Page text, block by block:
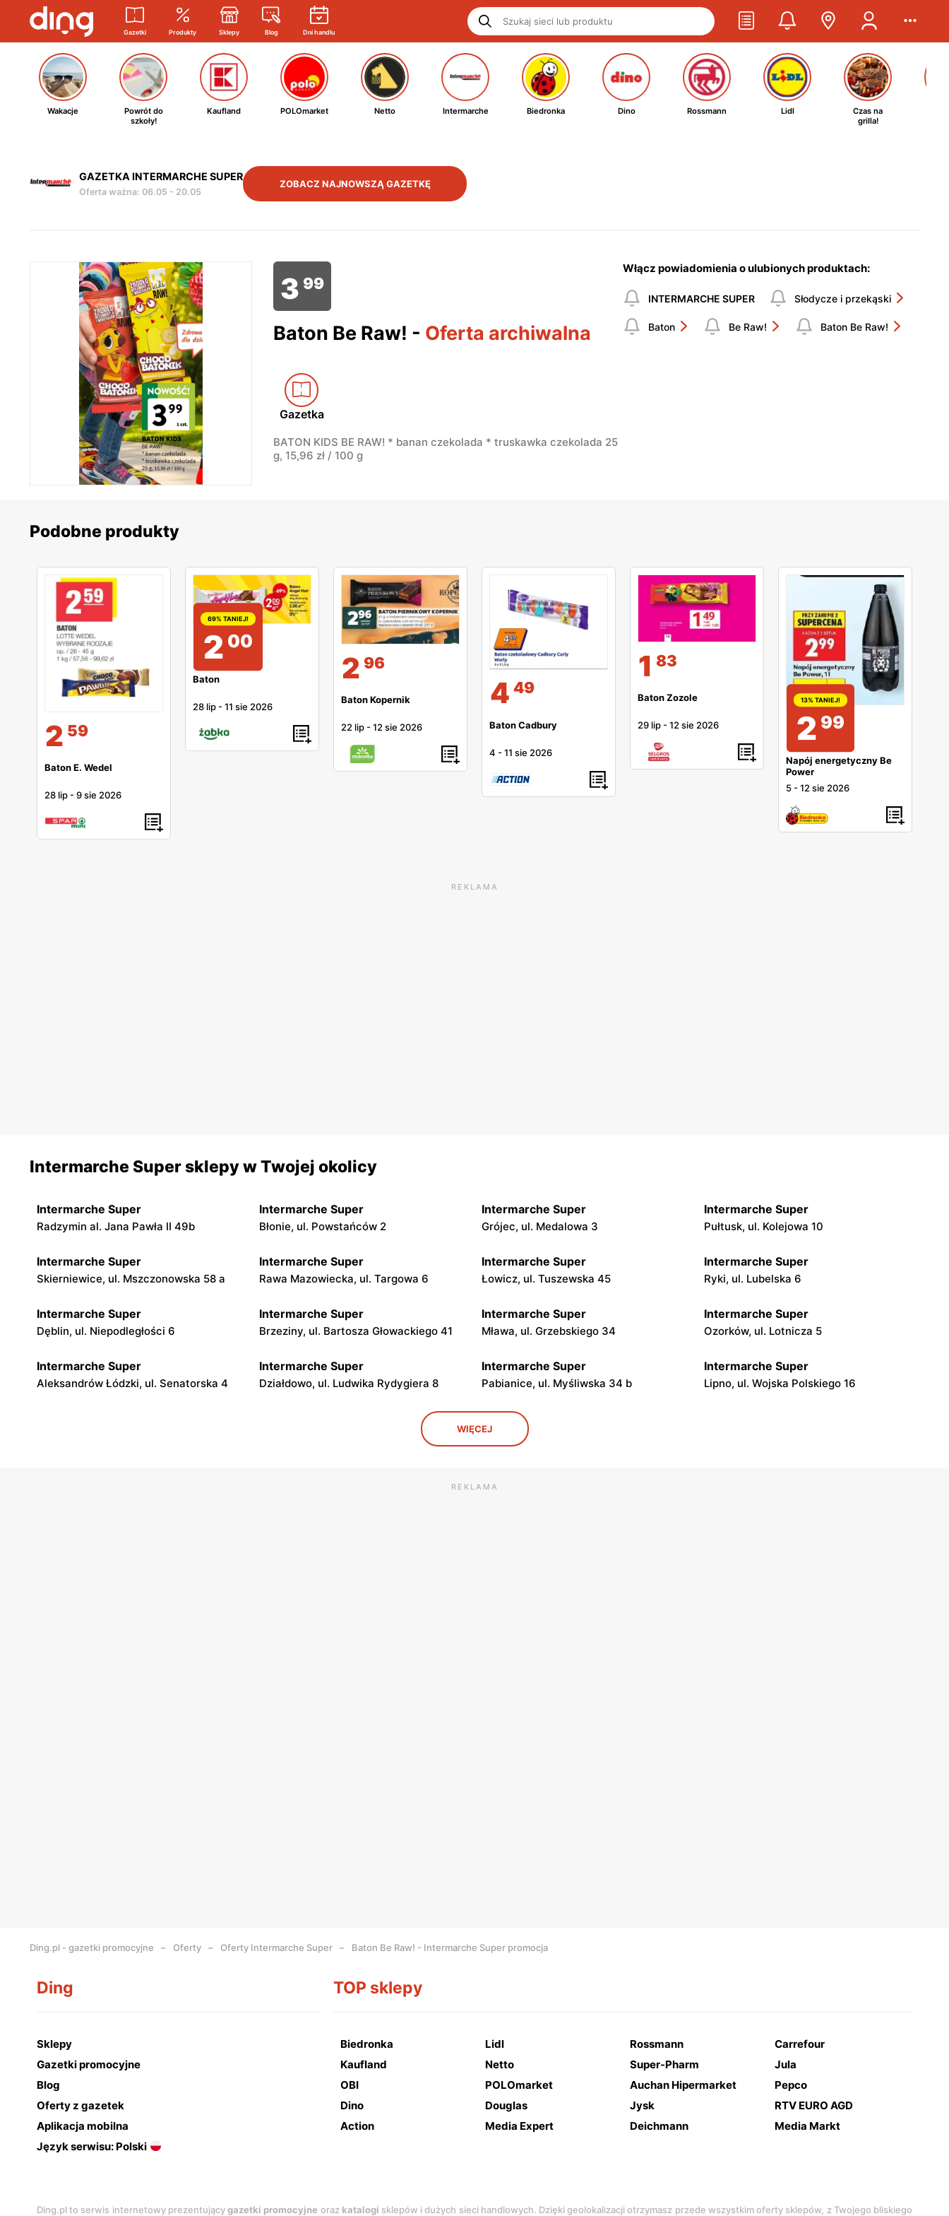
Gazetki Produkty Sklepy Blog Dni handlu
Wakacje
Powrót do
szkoły!
Kaufland POLOmarket Netto Intermarche Biedronka Dino Rossmann Lidl
Czas na
grilla!
GAZETKA INTERMARCHE SUPER
Oferta ważna: 06.05 - 20.05
ZOBACZ NAJNOWSZĄ GAZETKĘ
3 99
Baton Be Raw! - Oferta archiwalna
Gazetka
BATON KIDS BE RAW! * banan czekolada * truskawka czekolada 25
g, 15,96 zł / 100 g
Włącz powiadomienia o ulubionych produktach:
INTERMARCHE SUPER Słodycze i przekąski
Baton Be Raw! Baton Be Raw!
Podobne produkty
2 59
Baton E. Wedel
28 lip -9 sie 2026
69% TANIEJ!
2 00
Baton
28 lip -11 sie 2026
2 96
Baton Kopernik
22 lip -12 sie 2026
4 49
Baton Cadbury
4 -11 sie 2026
1 83
Baton Zozole
29 lip -12 sie 2026
13% TANIEJ!
2 99
Napój energetyczny Be
Power
5 -12 sie 2026
REKLAMA
Intermarche Super sklepy w Twojej okolicy
Intermarche Super
Radzymin al. Jana Pawła II 49b
Intermarche Super
Błonie, ul. Powstańców 2
Intermarche Super
Grójec, ul. Medalowa 3
Intermarche Super
Pułtusk, ul. Kolejowa 10
Intermarche Super
Skierniewice, ul. Mszczonowska 58 a
Intermarche Super
Rawa Mazowiecka, ul. Targowa 6
Intermarche Super
Łowicz, ul. Tuszewska 45
Intermarche Super
Ryki, ul. Lubelska 6
Intermarche Super
Dęblin, ul. Niepodległości 6
Intermarche Super
Brzeziny, ul. Bartosza Głowackiego 41
Intermarche Super
Mława, ul. Grzebskiego 34
Intermarche Super
Ozorków, ul. Lotnicza 5
Intermarche Super
Aleksandrów Łódzki, ul. Senatorska 4
Intermarche Super
Działdowo, ul. Ludwika Rydygiera 8
Intermarche Super
Pabianice, ul. Myśliwska 34 b
Intermarche Super
Lipno, ul. Wojska Polskiego 16
Intermarche Super
Brodnica, ul. Podgórna 65
Ciechocinek, ul. Mikołaja Kopernika 58 Radomsko, ul. Kościuszki 2B
WIĘCEJ
REKLAMA
Ding.pl - gazetki promocyjne Oferty Oferty Intermarche Super Baton Be Raw! - Intermarche Super promocja
Ding
Sklepy
Gazetki promocyjne
Blog
Oferty z gazetek
Aplikacja mobilna
Język serwisu: Polski
TOP sklepy
Biedronka Lidl Rossmann
Carrefour
Kaufland
Netto Super-Pharm
Jula
OBI
POLOmarket Auchan Hipermarket
Pepco
Dino
Douglas Jysk
RTV EURO AGD
Action
Media Expert Deichmann Media Markt
Ding.pl to serwis internetowy prezentującygazetki promocyjne oraz katalogi sklepów i dużych sieci handlowych. Dzięki geolokalizacji otrzymasz przede wszystkim oferty sklepów, z Twojego bliskiego